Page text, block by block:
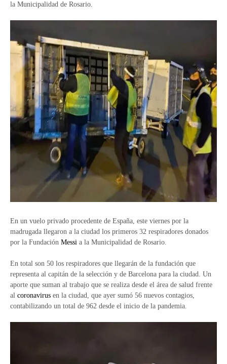
la Municipalidad de Rosario.
En un vuelo privado procedente de España, este viernes por la
madrugada llegaron a la ciudad los primeros 32 respiradores donados
por la Fundación Messi a la Municipalidad de Rosario.
En total son 50 los respiradores que llegarán de la fundación que
representa al capitán de la selección y de Barcelona para la ciudad. Un
aporte que suman al trabajo que se realiza desde el área de salud frente
al coronavirus en la ciudad, que ayer sumó 56 nuevos contagios,
contabilizando un total de 962 desde el inicio de la pandemia.